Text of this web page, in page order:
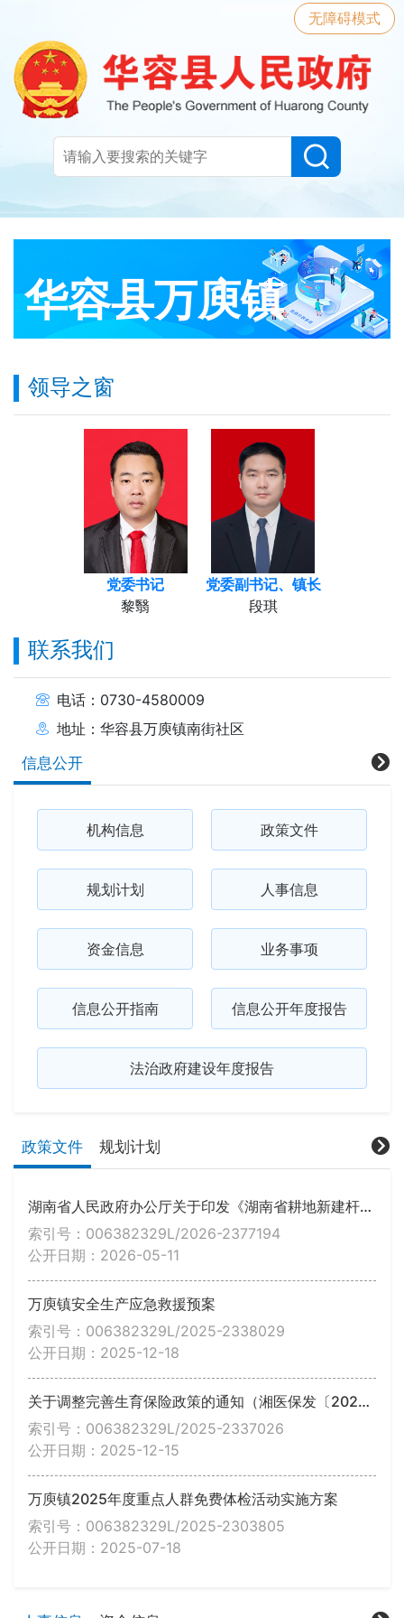
无障碍模式
华容县万庾镇
领导之窗
党委书记
黎翳
党委副书记、镇长
段琪
联系我们
电话：0730-4580009
地址：华容县万庾镇南街社区
信息公开
机构信息 政策文件
规划计划 人事信息
资金信息 业务事项
信息公开指南 信息公开年度报告
法治政府建设年度报告
政策文件 规划计划
湖南省人民政府办公厅关于印发《湖南省耕地新建杆线管理办法》的通知
索引号：006382329L/2026-2377194
公开日期：2026-05-11
万庾镇安全生产应急救援预案
索引号：006382329L/2025-2338029
公开日期：2025-12-18
关于调整完善生育保险政策的通知（湘医保发〔2025〕3号）
索引号：006382329L/2025-2337026
公开日期：2025-12-15
万庾镇2025年度重点人群免费体检活动实施方案
索引号：006382329L/2025-2303805
公开日期：2025-07-18